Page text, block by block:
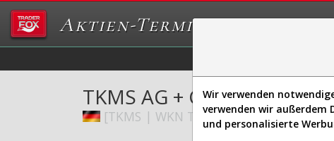
Aktien-Terminal
TKMS AG + CO. KGAA O.N.
[TKMS | WKN TKMS00 | ISIN
Wir verwenden
verwenden wir außerdem
und personalisierte